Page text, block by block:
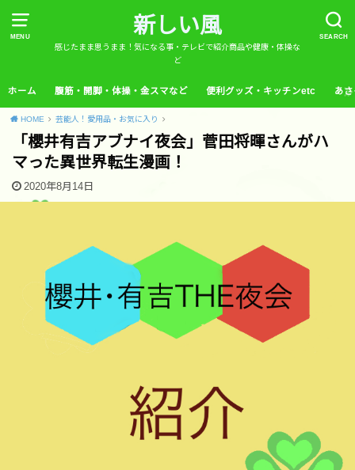
MENU SEARCH
新しい風
感じたまま思うまま！気になる事・テレビで紹介商品や健康・体操な
ど
ホーム 腹筋・開脚・体操・金スマなど 便利グッズ・キッチンetc あ
HOME 芸能人！愛用品・お気に入り
「櫻井有吉アブナイ夜会」菅田将暉さんがハ
マった異世界転生漫画！
2020年8月14日